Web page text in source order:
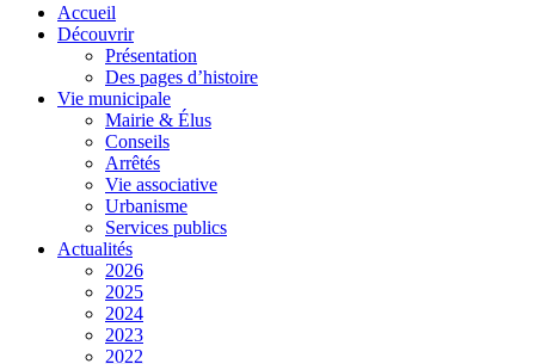
Accueil
Découvrir
Présentation
Des pages d’histoire
Vie municipale
Mairie & Élus
Conseils
Arrêtés
Vie associative
Urbanisme
Services publics
Actualités
2026
2025
2024
2023
2022